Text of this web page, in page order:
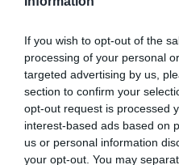
If you wish to opt-out of the
processing of your personal
targeted advertising by us,
section to confirm your
opt-out request is processed
interest-based ads based on
us or personal information
your opt-out. You may
Monitor HP E24u
USB-C (brak Standu)